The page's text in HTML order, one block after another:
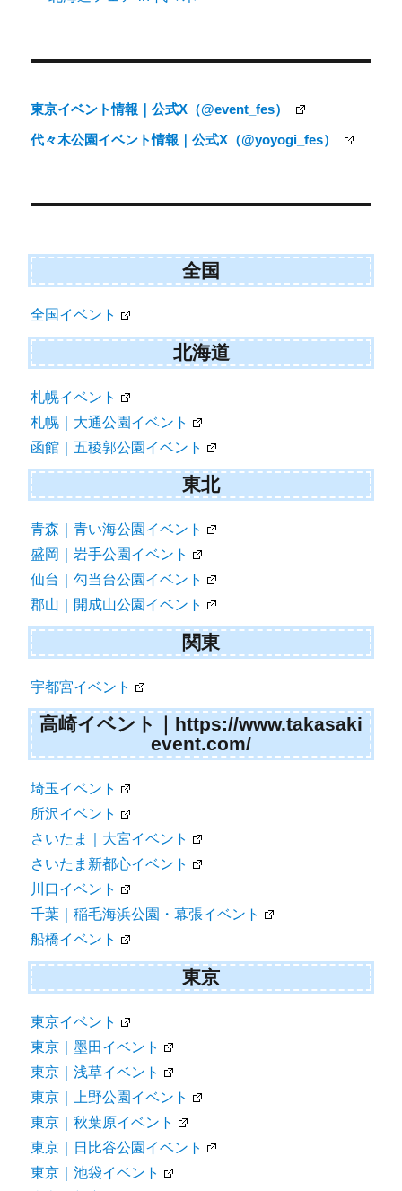
東京イベント情報｜公式X（@event_fes）
代々木公園イベント情報｜公式X（@yoyogi_fes）
全国
全国イベント
北海道
札幌イベント
札幌｜大通公園イベント
函館｜五稜郭公園イベント
東北
青森｜青い海公園イベント
盛岡｜岩手公園イベント
仙台｜勾当台公園イベント
郡山｜開成山公園イベント
関東
宇都宮イベント
高崎イベント｜https://www.takasaki
event.com/
埼玉イベント
所沢イベント
さいたま｜大宮イベント
さいたま新都心イベント
川口イベント
千葉｜稲毛海浜公園・幕張イベント
船橋イベント
東京
東京イベント
東京｜墨田イベント
東京｜浅草イベント
東京｜上野公園イベント
東京｜秋葉原イベント
東京｜日比谷公園イベント
東京｜池袋イベント